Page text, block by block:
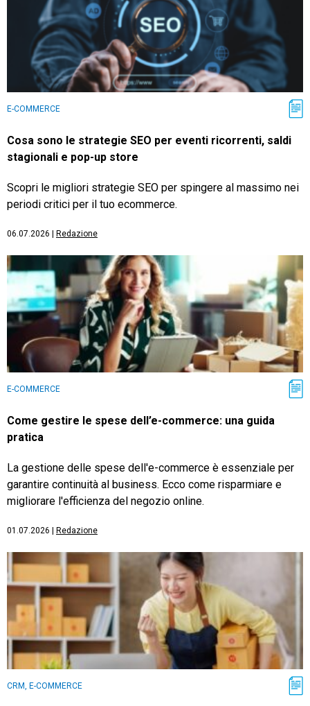
E-COMMERCE
Cosa sono le strategie SEO per eventi ricorrenti, saldi
stagionali e pop-up store
Scopri le migliori strategie SEO per spingere al massimo nei
periodi critici per il tuo ecommerce.
06.07.2026 Redazione
E-COMMERCE
Come gestire le spese dell’e-commerce: una guida
pratica
La gestione delle spese dell'e-commerce è essenziale per
garantire continuità al business. Ecco come risparmiare e
migliorare l'efficienza del negozio online.
01.07.2026 Redazione
CRM, E-COMMERCE